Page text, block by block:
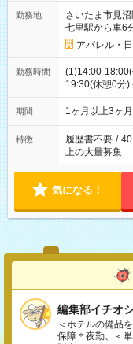
勤務地
さいたま市見沼
七里駅から車6
アパレル・
勤務時間
(1)14:00-
19:30(休憩0分)
ます
期間 1ヶ月以上3ヶ
特徴 履歴書不要 /
上の大量募集
気になる！
編集部イチオ
＜ホテルの備品
保障＊夜勤、＜